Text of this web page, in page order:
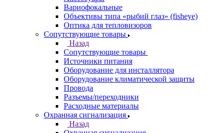
Вариофокальные
Объективы типа «рыбий глаз» (fisheye)
Оптика для тепловизоров
Сопутствующие товары
Назад
Сопутствующие товары
Источники питания
Оборудование для инсталлятора
Оборудование климатической защиты
Провода
Разъемы/переходники
Расходные материалы
Охранная сигнализация
Назад